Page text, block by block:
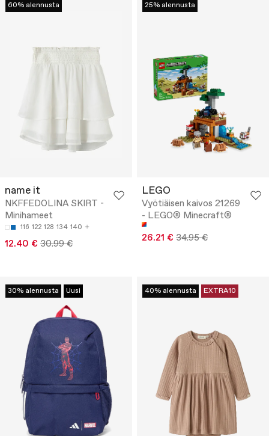
60% alennusta
name it
NKFFEDOLINA SKIRT -
Minihameet
116 122 128 134 140
12.40 € 30.99 €
25% alennusta
LEGO
Vyötiäisen kaivos 21269
- LEGO® Minecraft®
26.21 € 34.95 €
30% alennusta Uusi 40% alennusta EXTRA10